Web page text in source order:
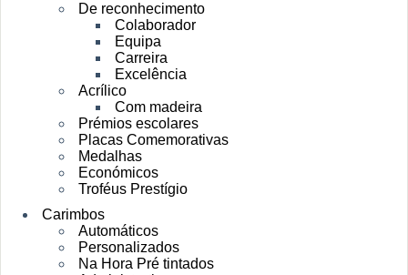
De reconhecimento
Colaborador
Equipa
Carreira
Excelência
Acrílico
Com madeira
Prémios escolares
Placas Comemorativas
Medalhas
Económicos
Troféus Prestígio
Carimbos
Automáticos
Personalizados
Na Hora Pré tintados